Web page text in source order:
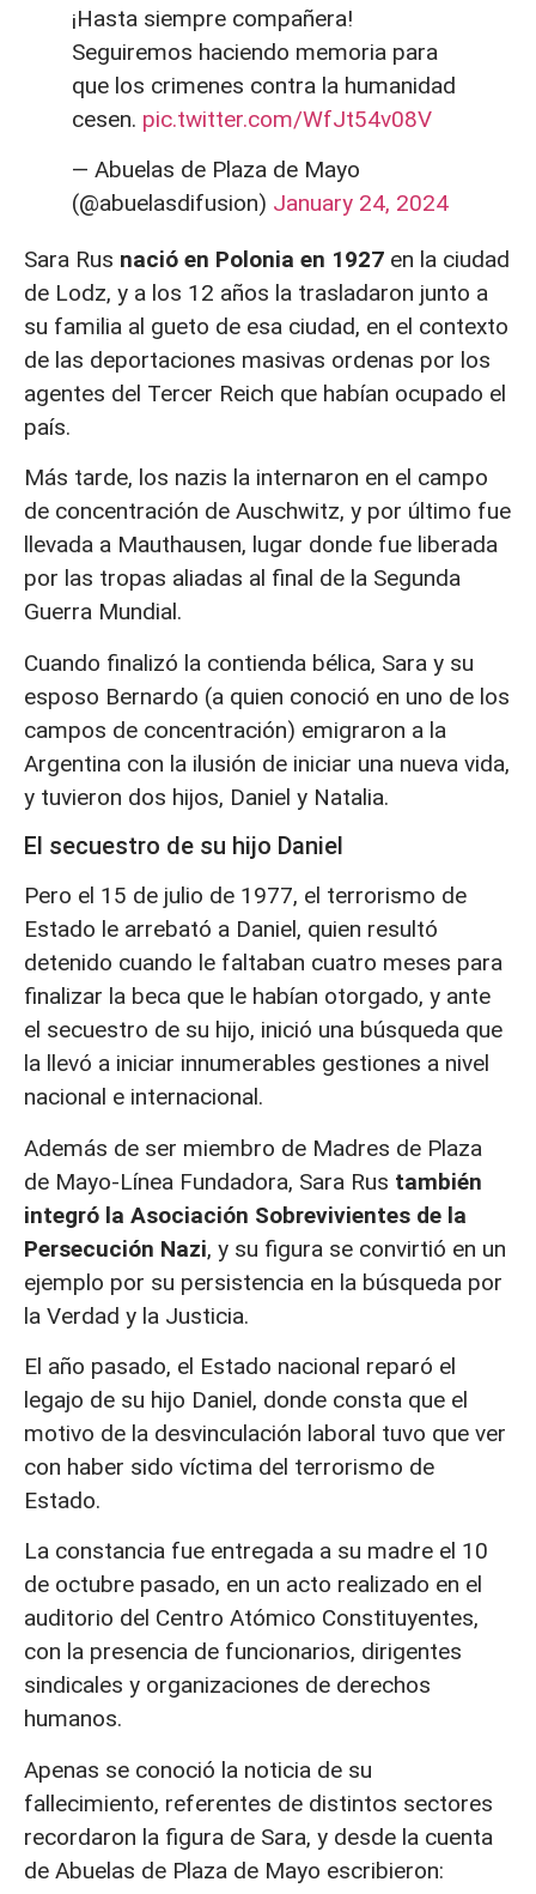
¡Hasta siempre compañera!
Seguiremos haciendo memoria para
que los crimenes contra la humanidad
cesen. pic.twitter.com/WfJt54v08V
— Abuelas de Plaza de Mayo
(@abuelasdifusion) January 24, 2024
Sara Rus nació en Polonia en 1927 en la ciudad
de Lodz, y a los 12 años la trasladaron junto a
su familia al gueto de esa ciudad, en el contexto
de las deportaciones masivas ordenas por los
agentes del Tercer Reich que habían ocupado el
país.
Más tarde, los nazis la internaron en el campo
de concentración de Auschwitz, y por último fue
llevada a Mauthausen, lugar donde fue liberada
por las tropas aliadas al final de la Segunda
Guerra Mundial.
Cuando finalizó la contienda bélica, Sara y su
esposo Bernardo (a quien conoció en uno de los
campos de concentración) emigraron a la
Argentina con la ilusión de iniciar una nueva vida,
y tuvieron dos hijos, Daniel y Natalia.
El secuestro de su hijo Daniel
Pero el 15 de julio de 1977, el terrorismo de
Estado le arrebató a Daniel, quien resultó
detenido cuando le faltaban cuatro meses para
finalizar la beca que le habían otorgado, y ante
el secuestro de su hijo, inició una búsqueda que
la llevó a iniciar innumerables gestiones a nivel
nacional e internacional.
Además de ser miembro de Madres de Plaza
de Mayo-Línea Fundadora, Sara Rus también
integró la Asociación Sobrevivientes de la
Persecución Nazi, y su figura se convirtió en un
ejemplo por su persistencia en la búsqueda por
la Verdad y la Justicia.
El año pasado, el Estado nacional reparó el
legajo de su hijo Daniel, donde consta que el
motivo de la desvinculación laboral tuvo que ver
con haber sido víctima del terrorismo de
Estado.
La constancia fue entregada a su madre el 10
de octubre pasado, en un acto realizado en el
auditorio del Centro Atómico Constituyentes,
con la presencia de funcionarios, dirigentes
sindicales y organizaciones de derechos
humanos.
Apenas se conoció la noticia de su
fallecimiento, referentes de distintos sectores
recordaron la figura de Sara, y desde la cuenta
de Abuelas de Plaza de Mayo escribieron: